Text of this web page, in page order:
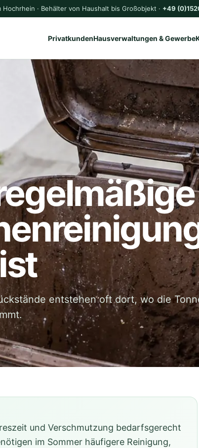
Hochrhein · Behälter von Haushalt bis Großobjekt · +49
PrivatkundenHausverwaltungen & Gewerbe
entstehen oft dort, wo die
und Verschmutzung bedarfsgerecht
im Sommer häufigere Reinigung,